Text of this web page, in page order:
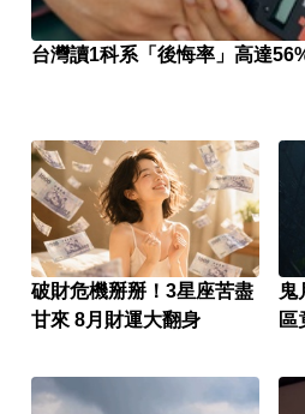
台灣讀1科系「後悔率」高達
破財危機掰掰！3星座苦盡
甘來 8月財運大翻身
鬼
區